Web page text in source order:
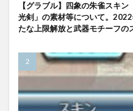
【グラブル】四象の朱雀スキ
光剣」の素材等について。
たな上限解放と武器モチーフの